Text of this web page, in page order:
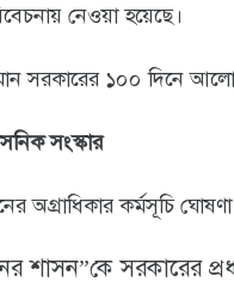
নেওয়া হয়েছে।
সরকারের ১০০ দিনে
সংস্কার
অগ্রাধিকার কর্মসূচি
শাসন”কে সরকারের